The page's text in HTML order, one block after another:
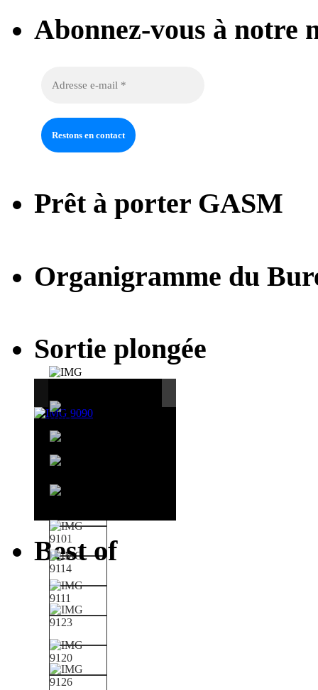
Abonnez-vous à notre
Prêt à porter GASM
Organigramme du
Sortie plongée
Best of